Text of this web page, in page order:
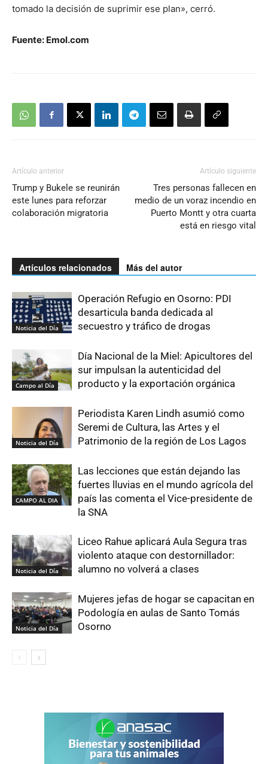
tomado la decisión de suprimir ese plan», cerró.
Fuente: Emol.com
Artículo anterior
Trump y Bukele se reunirán
este lunes para reforzar
colaboración migratoria
Artículo siguiente
Tres personas fallecen en
medio de un voraz incendio en
Puerto Montt y otra cuarta
está en riesgo vital
Artículos relacionados Más del autor
Noticia del Día
Operación Refugio en Osorno: PDI
desarticula banda dedicada al
secuestro y tráfico de drogas
Campo al Día
Día Nacional de la Miel: Apicultores del
sur impulsan la autenticidad del
producto y la exportación orgánica
Noticia del Día
Periodista Karen Lindh asumió como
Seremi de Cultura, las Artes y el
Patrimonio de la región de Los Lagos
CAMPO AL DIA
Las lecciones que están dejando las
fuertes lluvias en el mundo agrícola del
país las comenta el Vice-presidente de
la SNA
Noticia del Día
Liceo Rahue aplicará Aula Segura tras
violento ataque con destornillador:
alumno no volverá a clases
Noticia del Día
Mujeres jefas de hogar se capacitan en
Podología en aulas de Santo Tomás
Osorno